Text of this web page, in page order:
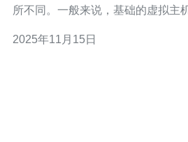
所不同。一般来说，基础的虚拟主
在每月5000日元到20000日元不等
2025年11月15日